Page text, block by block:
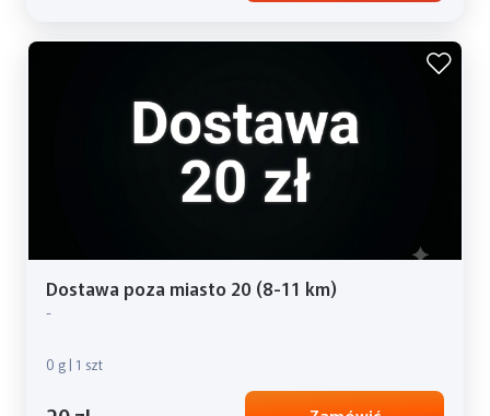
Dostawa poza miasto 20 (8-11 km)
-
0 g | 1 szt